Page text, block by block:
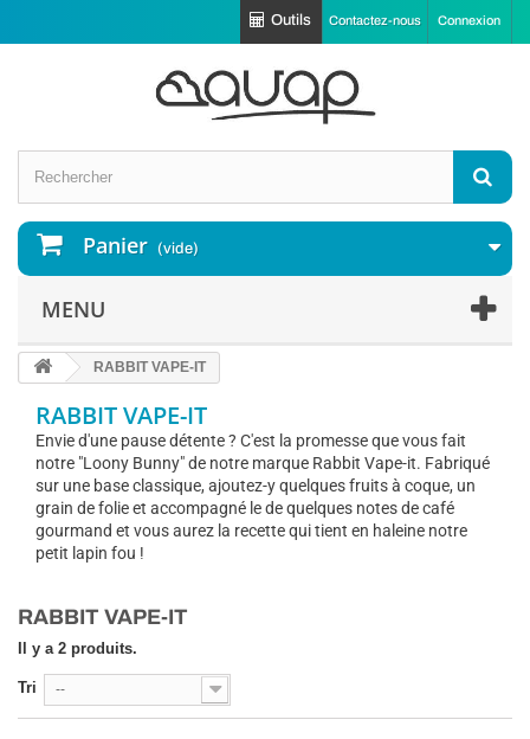
Connexion
Contactez-nous
Outils
Panier (vide)
MENU
RABBIT VAPE-IT
RABBIT VAPE-IT
Envie d'une pause détente ? C'est la promesse que vous fait
notre "Loony Bunny" de notre marque Rabbit Vape-it. Fabriqué
sur une base classique, ajoutez-y quelques fruits à coque, un
grain de folie et accompagné le de quelques notes de café
gourmand et vous aurez la recette qui tient en haleine notre
petit lapin fou !
RABBIT VAPE-IT
Il y a 2 produits.
Tri --